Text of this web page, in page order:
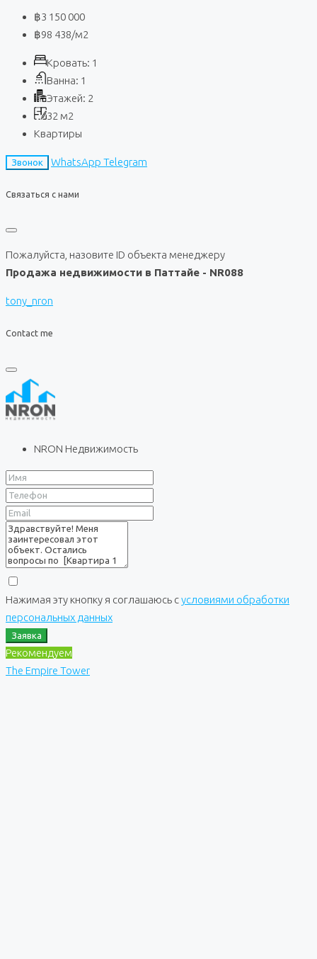
฿3 150 000
฿98 438/м2
Кровать: 1
Ванна: 1
Этажей: 2
32 м2
Квартиры
Звонок WhatsApp Telegram
Связаться с нами
Пожалуйста, назовите ID объекта менеджеру
Продажа недвижимости в Паттайе - NR088
tony_nron
Contact me
NRON Недвижимость
Нажимая эту кнопку я соглашаюсь сусловиями обработки
персональных данных
Заявка
Рекомендуем
The Empire Tower